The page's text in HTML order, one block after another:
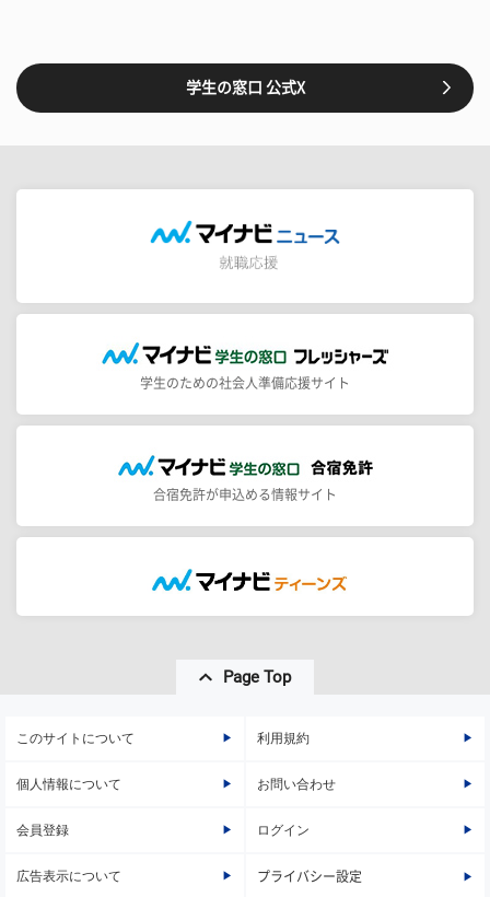
学生の窓口 公式X
学生のための社会人準備応援サイト
合宿免許が申込める情報サイト
Page Top
このサイトについて 利用規約
個人情報について お問い合わせ
会員登録 ログイン
広告表示について プライバシー設定